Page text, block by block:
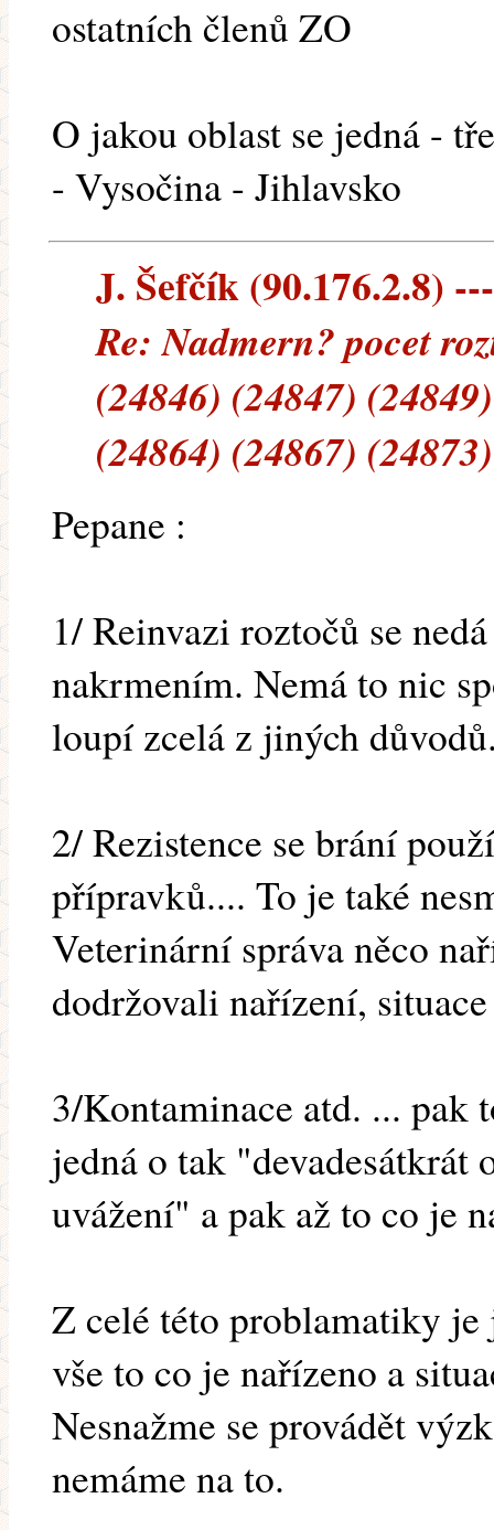
ostatních členů ZO
O jakou oblast se jedná -
- Vysočina - Jihlavsko
J. Šefčík (90.176.2.8)
Re: Nadmern? pocet
(24846) (24847)
(24864) (24867)
Pepane :
1/ Reinvazi roztočů se
nakrmením. Nemá to nic
loupí zcelá z jiných
2/ Rezistence se brání
přípravků.... To je také
Veterinární správa něco
dodržovali nařízení,
3/Kontaminace atd. ... pak
jedná o tak "devadesátkrát
uvážení" a pak až to co je
Z celé této problamatiky
vše to co je nařízeno a
Nesnažme se provádět
nemáme na to.